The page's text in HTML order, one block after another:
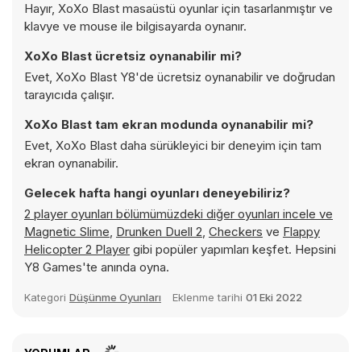
Hayır, XoXo Blast masaüstü oyunlar için tasarlanmıştır ve
klavye ve mouse ile bilgisayarda oynanır.
XoXo Blast ücretsiz oynanabilir mi?
Evet, XoXo Blast Y8'de ücretsiz oynanabilir ve doğrudan
tarayıcıda çalışır.
XoXo Blast tam ekran modunda oynanabilir mi?
Evet, XoXo Blast daha sürükleyici bir deneyim için tam
ekran oynanabilir.
Gelecek hafta hangi oyunları deneyebiliriz?
2 player oyunları bölümümüzdeki diğer oyunları incele ve
Magnetic Slime, Drunken Duell 2, Checkers ve Flappy
Helicopter 2 Player gibi popüler yapımları keşfet. Hepsini
Y8 Games'te anında oyna.
Kategori Düşünme Oyunları Eklenme tarihi 01 Eki 2022